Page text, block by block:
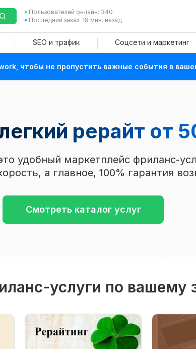
Пользователей онлайн: 340
Последний заказ: 19 мин. назад
SEO и трафик Соцсети и маркетинг
чтобы не пропустить важные события в
рерайт от
удобный маркетплейс фриланс-
а главное, 100% гарантия
Смотреть каталог услуг
услуги по вашему